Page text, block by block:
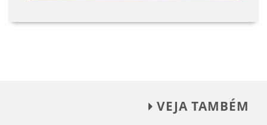
VEJA TAMBÉM